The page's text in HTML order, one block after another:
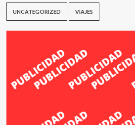
UNCATEGORIZED VIAJES